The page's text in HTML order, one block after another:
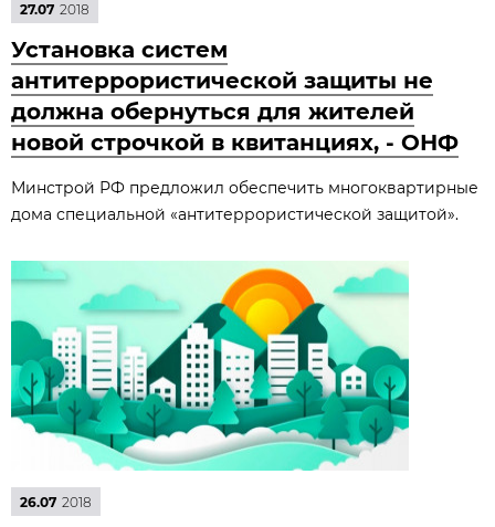
27.07 2018
Установка систем
антитеррористической защиты не
должна обернуться для жителей
новой строчкой в квитанциях, - ОНФ
Минстрой РФ предложил обеспечить многоквартирные
дома специальной «антитеррористической защитой».
26.07 2018